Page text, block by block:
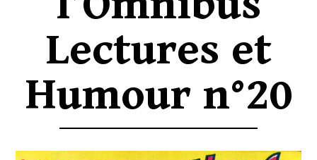
Lectures et
Humour n°20